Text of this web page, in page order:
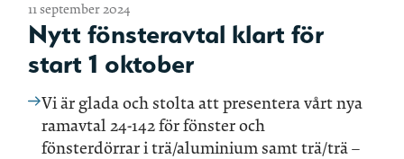
11 september 2024
Nytt fönsteravtal klart för
start 1 oktober
Vi är glada och stolta att presentera vårt nya
ramavtal 24-142 för fönster och
fönsterdörrar i trä/aluminium samt trä/trä –